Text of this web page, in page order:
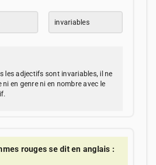
invariables
les adjectifs sont invariables, il ne
ni en genre ni en nombre avec le
rouges se dit en anglais :